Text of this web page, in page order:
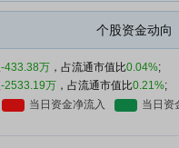
个股资金动向
-433.38万 ，占流通市值比0.04%;
-2533.19万 ，占流通市值比0.21%;